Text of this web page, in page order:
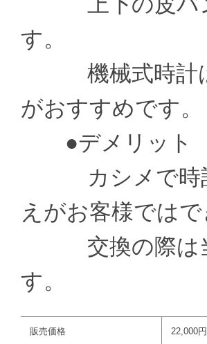
す。
機械式時計は
がおすすめです。
●デメリット
カシメで時計
えがお客様では
交換の際は当
す。
販売価格 22,000